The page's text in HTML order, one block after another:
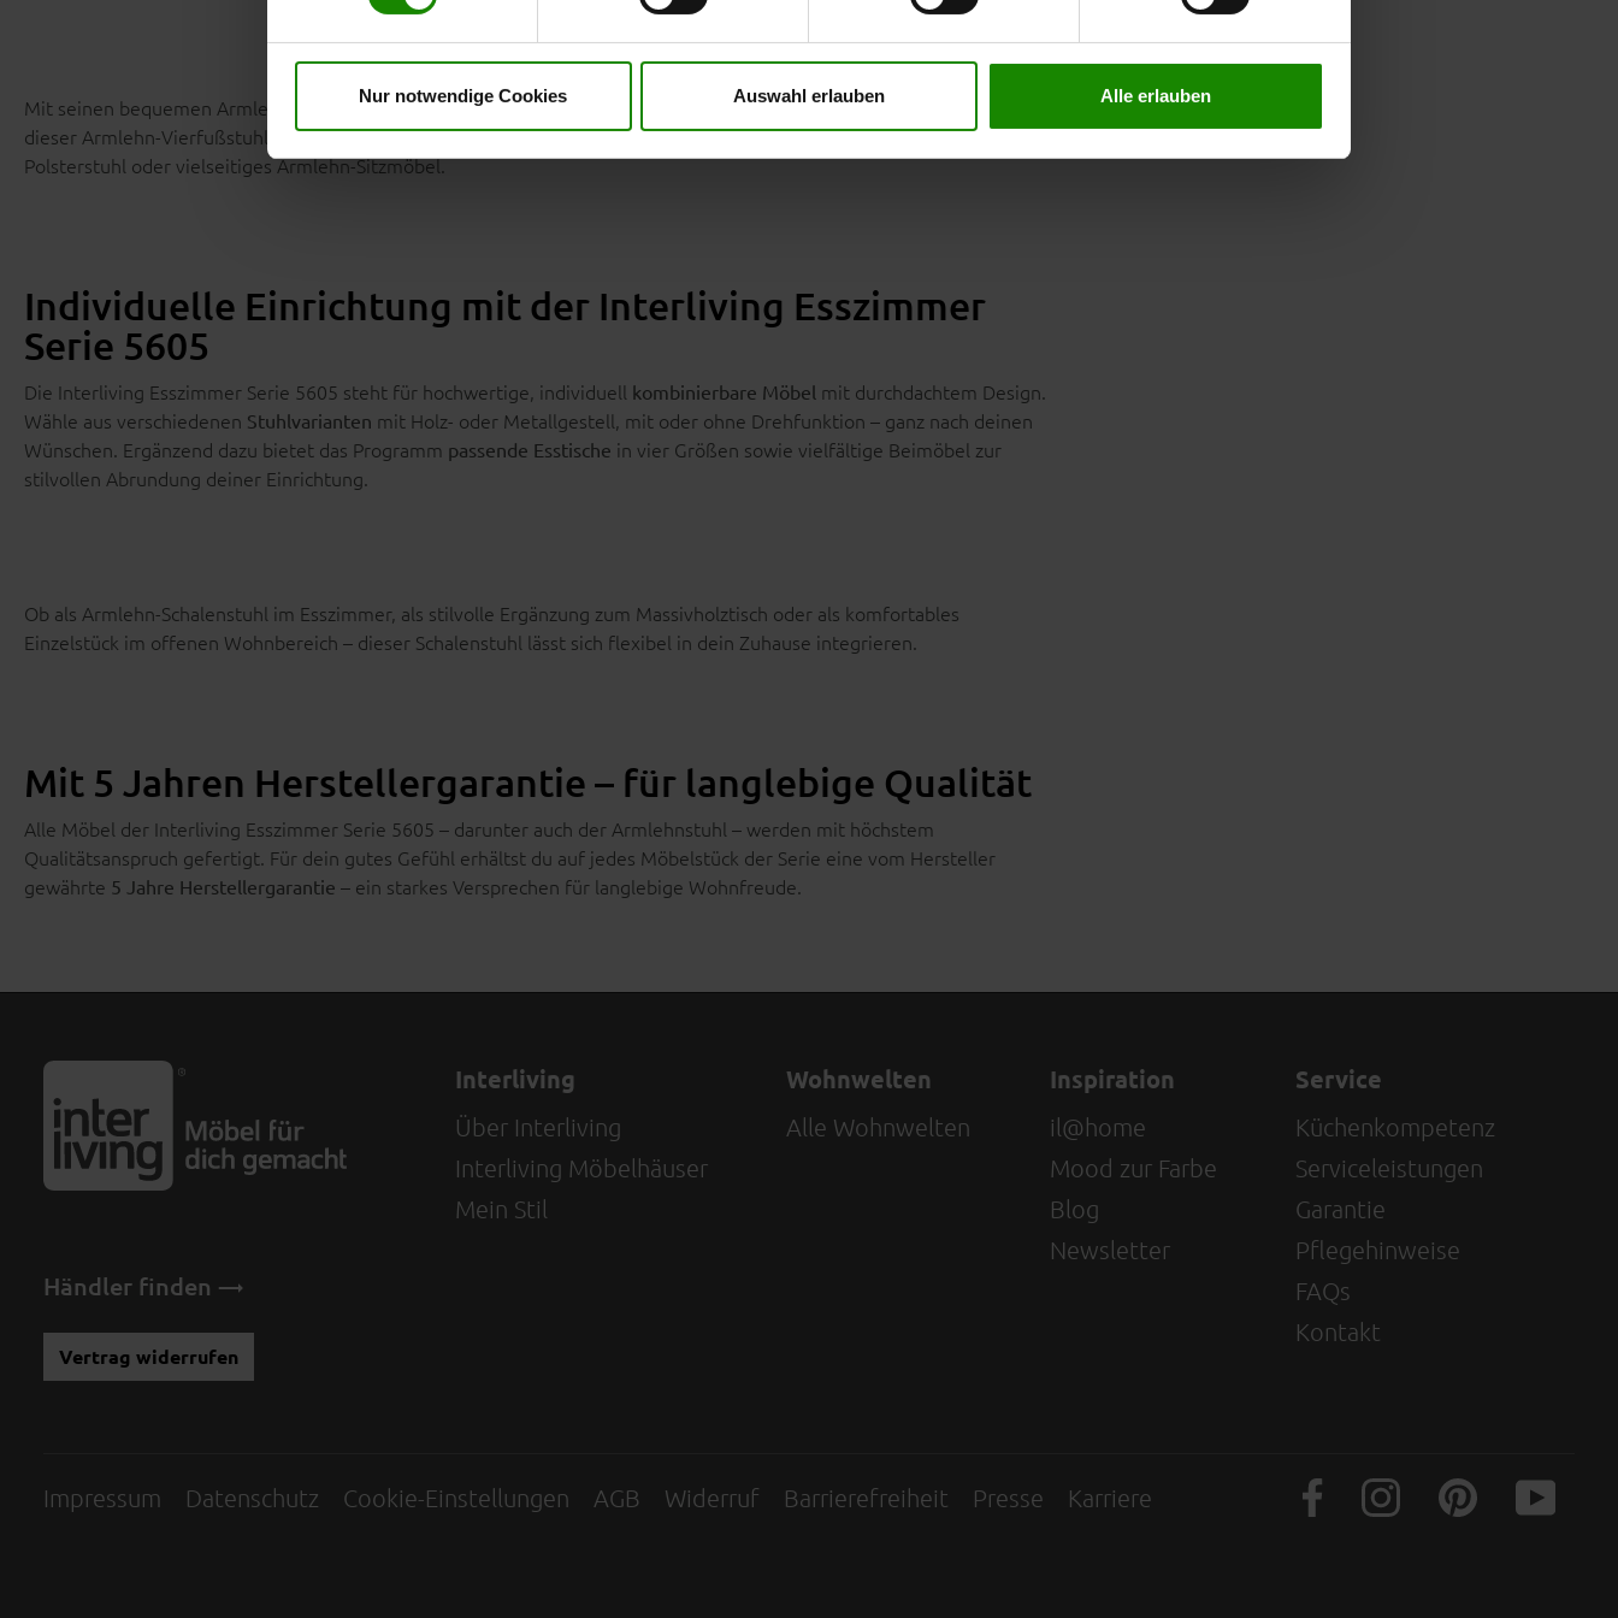
Nur notwendige Cookies Auswahl erlauben Alle erlauben
Mit seinen bequemen Armlehnen, dem komfortabel gepolsterten Schalensitz und der stabilen Holzkonstruktion ist
dieser Armlehn-Vierfußstuhl nicht nur ein ästhetisches, sondern auch ein funktionales Highlight – als Esszimmerstuhl,
Polsterstuhl oder vielseitiges Armlehn-Sitzmöbel.
Individuelle Einrichtung mit der Interliving Esszimmer
Serie 5605
Die Interliving Esszimmer Serie 5605 steht für hochwertige, individuell kombinierbare Möbel mit durchdachtem Design.
Wähle aus verschiedenen Stuhlvarianten mit Holz- oder Metallgestell, mit oder ohne Drehfunktion – ganz nach deinen
Wünschen. Ergänzend dazu bietet das Programm passende Esstische in vier Größen sowie vielfältige Beimöbel zur
stilvollen Abrundung deiner Einrichtung.
Ob als Armlehn-Schalenstuhl im Esszimmer, als stilvolle Ergänzung zum Massivholztisch oder als komfortables
Einzelstück im offenen Wohnbereich – dieser Schalenstuhl lässt sich flexibel in dein Zuhause integrieren.
Mit 5 Jahren Herstellergarantie – für langlebige Qualität
Alle Möbel der Interliving Esszimmer Serie 5605 – darunter auch der Armlehnstuhl – werden mit höchstem
Qualitätsanspruch gefertigt. Für dein gutes Gefühl erhältst du auf jedes Möbelstück der Serie eine vom Hersteller
gewährte 5 Jahre Herstellergarantie – ein starkes Versprechen für langlebige Wohnfreude.
Händler finden
Vertrag widerrufen
Interliving
Über Interliving
Interliving Möbelhäuser
Mein Stil
Wohnwelten
Alle Wohnwelten
Inspiration
il@home
Mood zur Farbe
Blog
Newsletter
Service
Küchenkompetenz
Serviceleistungen
Garantie
Pflegehinweise
FAQs
Kontakt
Impressum Datenschutz Cookie-Einstellungen AGB Widerruf Barrierefreiheit Presse Karriere